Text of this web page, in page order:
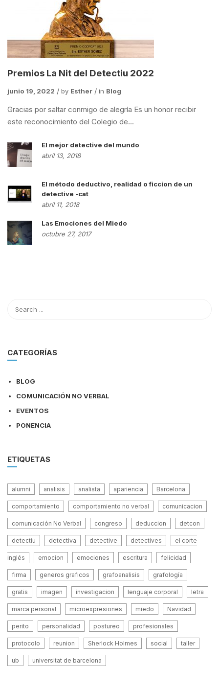
Premios La Nit del Detectiu 2022
junio 19, 2022 by Esther in Blog
Gracias por saltar conmigo de alegría Es un honor recibir
este reconocimiento del Colegio de...
El mejor detective del mundo
abril 13, 2018
El método deductivo, realidad o ficcion de un
detective -cat
abril 11, 2018
Las Emociones del Miedo
octubre 27, 2017
CATEGORÍAS
BLOG
COMUNICACIÓN NO VERBAL
EVENTOS
PONENCIA
ETIQUETAS
alumni analisis analista apariencia Barcelona
comportamiento comportamiento no verbal comunicacion
comunicación No Verbal congreso deduccion detcon
detectiu detectiva detective detectives el corte
inglés emocion emociones escritura felicidad
firma generos graficos grafoanalisis grafología
gratis imagen investigacion lenguaje corporal letra
marca personal microexpresiones miedo Navidad
perito personalidad postureo profesionales
protocolo reunion Sherlock Holmes social taller
ub universitat de barcelona